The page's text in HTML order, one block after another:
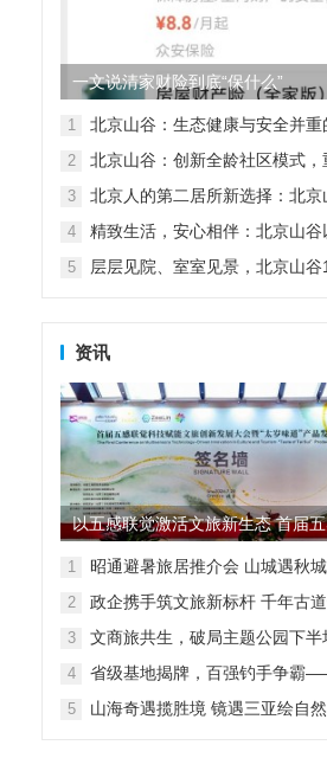
一文说清家财险到底“保什么”
1
北京山谷：生态健康与安全并重
2
北京山谷：创新全龄社区模式，
3
北京人的第二居所新选择：北京
4
精致生活，安心相伴：北京山谷
5
层层见院、室室见景，北京山谷
资讯
以五感联觉激活文旅新生态 首届
觉科技赋能文旅创新发展大...
1
昭通避暑旅居推介会 山城遇秋
2
政企携手筑文旅新标杆 千年古
3
文商旅共生，破局主题公园下
在苏圆满举办
4
省级基地揭牌，百强钓手争霸
5
山海奇遇揽胜境 镜遇三亚绘自